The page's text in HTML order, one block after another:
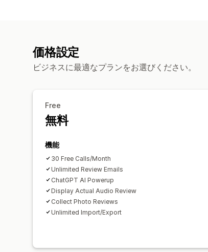
価格設定
ビジネスに最適なプランをお選びください。
Free
無料
機能
30 Free Calls/Month
Unlimited Review Emails
ChatGPT AI Powerup
Display Actual Audio Review
Collect Photo Reviews
Unlimited Import/Export